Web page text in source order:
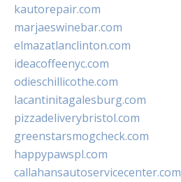
kautorepair.com
marjaeswinebar.com
elmazatlanclinton.com
ideacoffeenyc.com
odieschillicothe.com
lacantinitagalesburg.com
pizzadeliverybristol.com
greenstarsmogcheck.com
happypawspl.com
callahansautoservicecenter.com